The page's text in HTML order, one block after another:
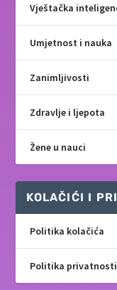
Vještačka
Umjetnost i nauka
Zanimljivosti
Zdravlje i ljepota
Žene u nauci
KOLAČIĆI I
Politika kolačića
Politika privatnosti